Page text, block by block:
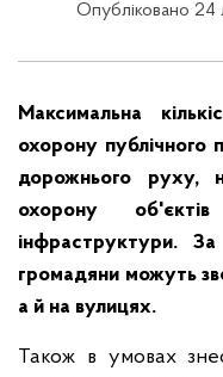
Опубліковано 24
Максимальна
охорону публічного
дорожнього руху,
охорону
інфраструктури.
громадяни можуть
а й на вулицях.
Також в умовах